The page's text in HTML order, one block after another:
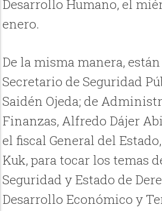
Desarrollo Humano, el
enero.
De la misma manera,
Secretario de Seguridad
Saidén Ojeda; de
Finanzas, Alfredo Dájer
el fiscal General del
Kuk, para tocar los temas
Seguridad y Estado de
Desarrollo Económico y